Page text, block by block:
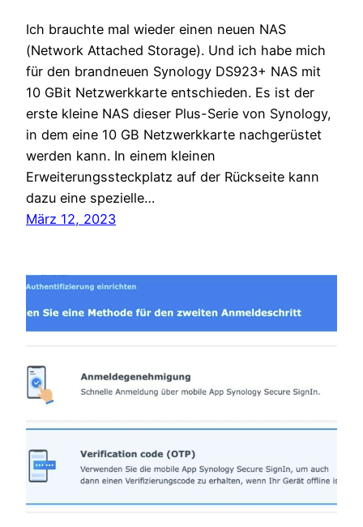
Ich brauchte mal wieder einen neuen NAS
(Network Attached Storage). Und ich habe mich
für den brandneuen Synology DS923+ NAS mit
10 GBit Netzwerkkarte entschieden. Es ist der
erste kleine NAS dieser Plus-Serie von Synology,
in dem eine 10 GB Netzwerkkarte nachgerüstet
werden kann. In einem kleinen
Erweiterungssteckplatz auf der Rückseite kann
dazu eine spezielle…
März 12, 2023